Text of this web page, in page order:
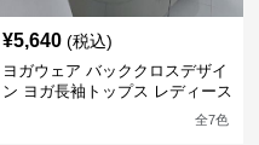
¥5,640 (税込)
ヨガウェア バッククロスデザイ
ン ヨガ長袖トップス レディース
全7色